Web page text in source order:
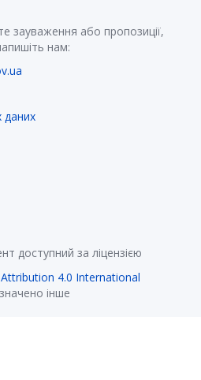
зауваження або пропозиції,
нам:
даних
доступний за ліцензією
4.0 International
інше